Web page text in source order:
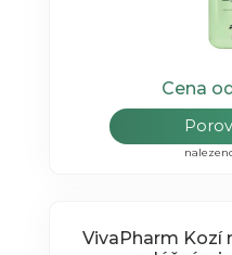
Cena
VivaPharm Kozí